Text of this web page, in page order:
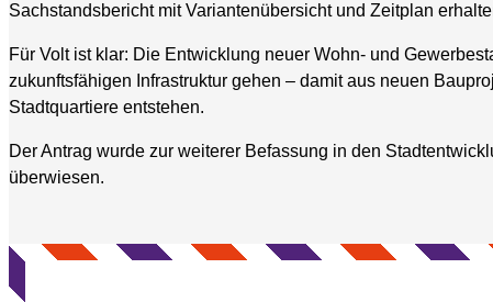
Sachstandsbericht mit Variantenübersicht und Zeitplan
Für Volt ist klar: Die Entwicklung neuer Wohn- und
zukunftsfähigen Infrastruktur gehen – damit aus neuen
Stadtquartiere entstehen.
Der Antrag wurde zur weiterer Befassung in den
überwiesen.